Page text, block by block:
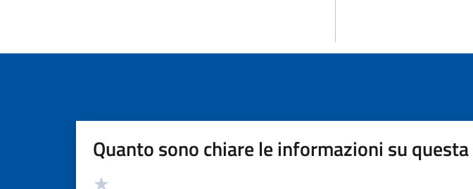
Quanto sono chiare le informazioni su
Valutazione